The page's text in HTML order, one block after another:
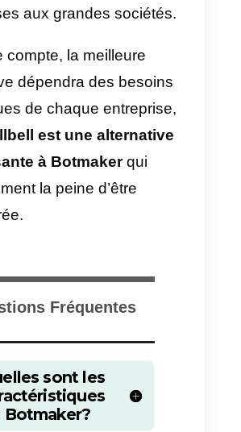
entreprises, vous
donc être très attentif à ce
t-il une meilleure